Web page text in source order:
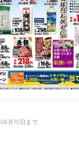
月10日まで